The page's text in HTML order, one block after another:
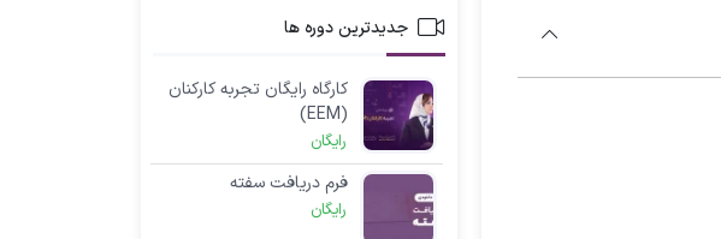
جدیدترین دوره ها
کارگاه رایگان تجربه کارکنان
(EEM)
رایگان
فرم دریافت سفته
رایگان